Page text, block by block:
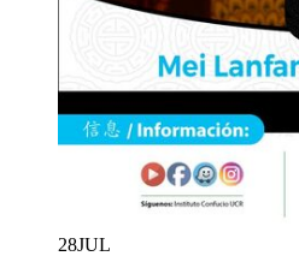
28JUL